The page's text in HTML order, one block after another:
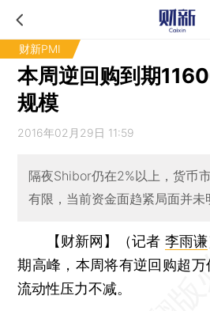
财新PMI
本周逆回购到期
规模
2016年02月29日 11:59
隔夜Shibor仍在2%以上，货币
有限，当前资金面趋紧局面并未
【财新网】（记者 李雨谦
期高峰，本周将有逆回购超
流动性压力不减。